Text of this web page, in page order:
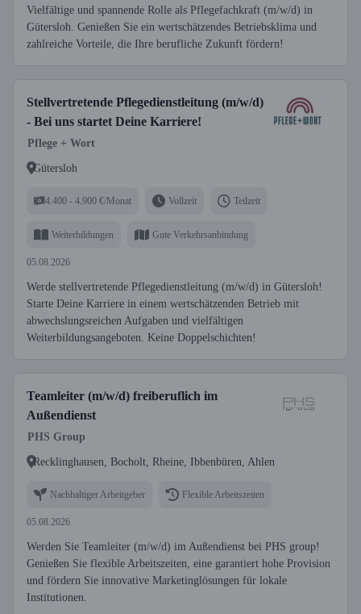
Vielfältige und spannende Rolle als Pflegefachkraft (m/w/d) in
Gütersloh. Genießen Sie ein wertschätzendes Betriebsklima und
zahlreiche Vorteile, die Ihre berufliche Zukunft fördern!
Stellvertretende Pflegedienstleitung (m/w/d)
- Bei uns startet Deine Karriere!
Pflege + Wort
Gütersloh
4.400 - 4.900 €/Monat Vollzeit Teilzeit
Weiterbildungen Gute Verkehrsanbindung
05.08.2026
Werde stellvertretende Pflegedienstleitung (m/w/d) in Gütersloh!
Starte Deine Karriere in einem wertschätzenden Betrieb mit
abwechslungsreichen Aufgaben und vielfältigen
Weiterbildungsangeboten. Keine Doppelschichten!
Teamleiter (m/w/d) freiberuflich im
Außendienst
PHS Group
Recklinghausen, Bocholt, Rheine, Ibbenbüren, Ahlen
Nachhaltiger Arbeitgeber Flexible Arbeitszeiten
05.08.2026
Werden Sie Teamleiter (m/w/d) im Außendienst bei PHS group!
Genießen Sie flexible Arbeitszeiten, eine garantiert hohe Provision
und fördern Sie innovative Marketinglösungen für lokale
Institutionen.